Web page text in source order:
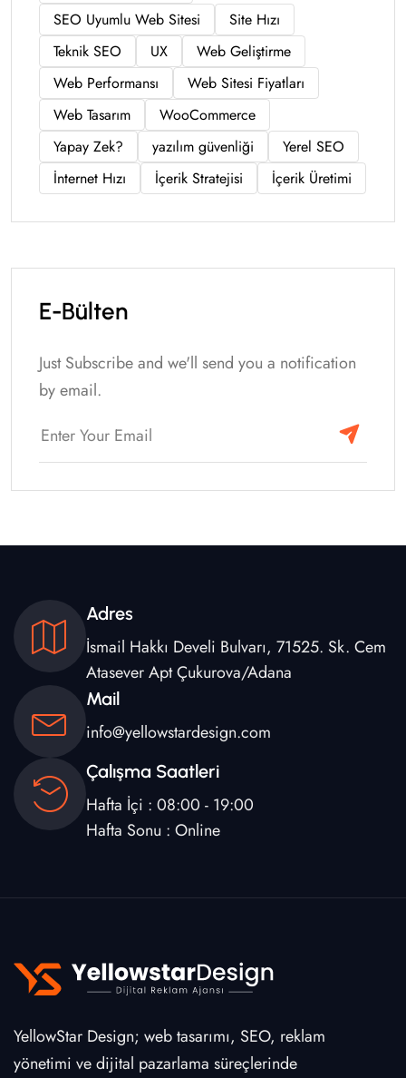
SEO Uyumlu Web Sitesi
Site Hızı
Teknik SEO
UX
Web Geliştirme
Web Performansı
Web Sitesi Fiyatları
Web Tasarım
WooCommerce
Yapay Zek?
yazılım güvenliği
Yerel SEO
İnternet Hızı
İçerik Stratejisi İçerik Üretimi
E-Bülten
Just Subscribe and we'll send you a notification
by email.
Adres
İsmail Hakkı Develi Bulvarı, 71525. Sk. Cem
Atasever Apt Çukurova/Adana
Mail
info@yellowstardesign.com
Çalışma Saatleri
Hafta İçi : 08:00 - 19:00
Hafta Sonu : Online
YellowStar Design; web tasarımı, SEO, reklam
yönetimi ve dijital pazarlama süreçlerinde